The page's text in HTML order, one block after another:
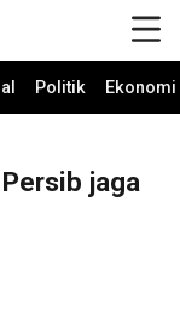
Politik
jaga